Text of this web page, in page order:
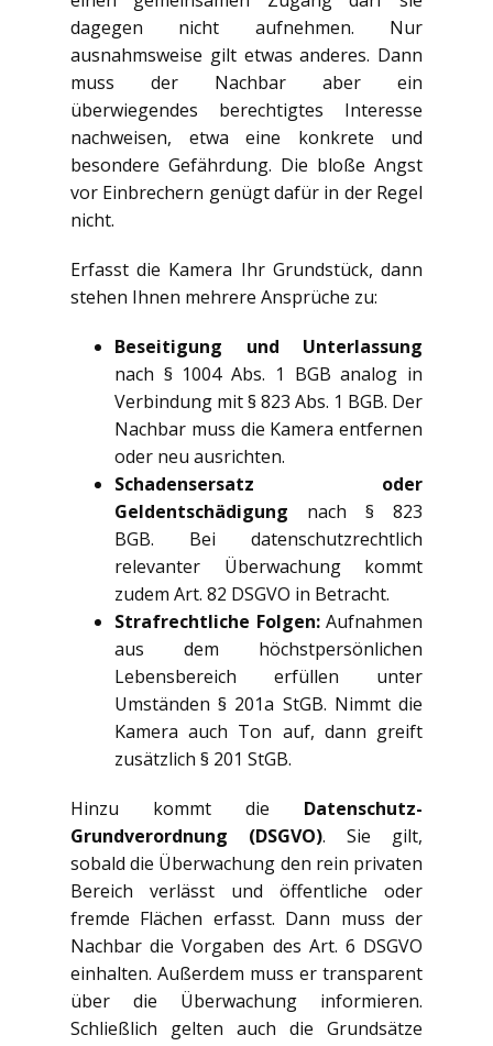
dagegen nicht aufnehmen. Nur
ausnahmsweise gilt etwas anderes. Dann
muss der Nachbar aber ein
überwiegendes berechtigtes Interesse
nachweisen, etwa eine konkrete und
besondere Gefährdung. Die bloße Angst
vor Einbrechern genügt dafür in der Regel
nicht.
Erfasst die Kamera Ihr Grundstück, dann
stehen Ihnen mehrere Ansprüche zu:
Beseitigung und Unterlassung
nach § 1004 Abs. 1 BGB analog in
Verbindung mit § 823 Abs. 1 BGB. Der
Nachbar muss die Kamera entfernen
oder neu ausrichten.
Schadensersatz oder
Geldentschädigung nach § 823
BGB. Bei datenschutzrechtlich
relevanter Überwachung kommt
zudem Art. 82 DSGVO in Betracht.
Strafrechtliche Folgen:Aufnahmen
aus dem höchstpersönlichen
Lebensbereich erfüllen unter
Umständen § 201a StGB. Nimmt die
Kamera auch Ton auf, dann greift
zusätzlich § 201 StGB.
Hinzu kommt die Datenschutz-
Grundverordnung (DSGVO). Sie gilt,
sobald die Überwachung den rein privaten
Bereich verlässt und öffentliche oder
fremde Flächen erfasst. Dann muss der
Nachbar die Vorgaben des Art. 6 DSGVO
einhalten. Außerdem muss er transparent
über die Überwachung informieren.
Schließlich gelten auch die Grundsätze